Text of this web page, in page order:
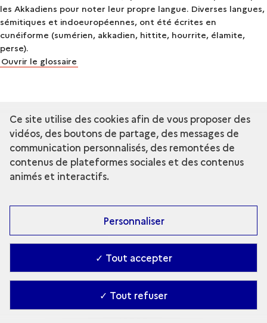
les Akkadiens pour noter leur propre langue. Diverses langues,
sémitiques et indoeuropéennes, ont été écrites en
cunéiforme (sumérien, akkadien, hittite, hourrite, élamite,
perse).
Ouvrir le glossaire
Ce site utilise des cookies afin de vous proposer des
vidéos, des boutons de partage, des messages de
communication personnalisés, des remontées de
contenus de plateformes sociales et des contenus
animés et interactifs.
Personnaliser
✓ Tout accepter
✓ Tout refuser